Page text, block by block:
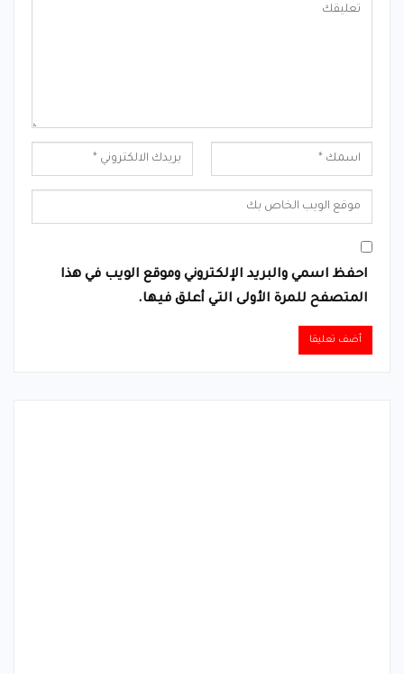
احفظ اسمي والبريد الإلكتروني وموقع الويب في هذا
المتصفح للمرة الأولى التي أعلق فيها.